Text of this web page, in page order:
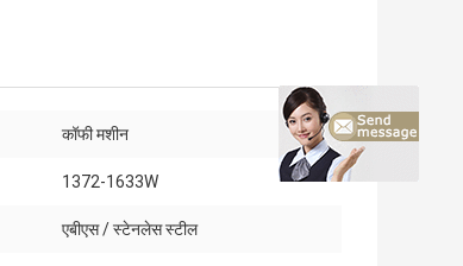
कॉफी मशीन
1372-1633W
एबीएस / स्टेनलेस स्टील